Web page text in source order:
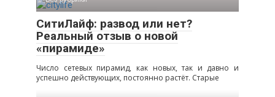
СитиЛайф: развод или нет?
Реальный отзыв о новой
«пирамиде»
Число сетевых пирамид, как новых, так и давно и
успешно действующих, постоянно растёт. Старые